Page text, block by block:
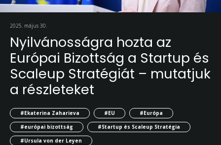
2025. május 30.
Nyilvánosságra hozta az
Európai Bizottság a Startup és
Scaleup Stratégiát – mutatjuk
a részleteket
#Ekaterina Zaharieva #EU
#Európa
#európai bizottság
#Startup és Scaleup Stratégia
#Ursula von der Leyen